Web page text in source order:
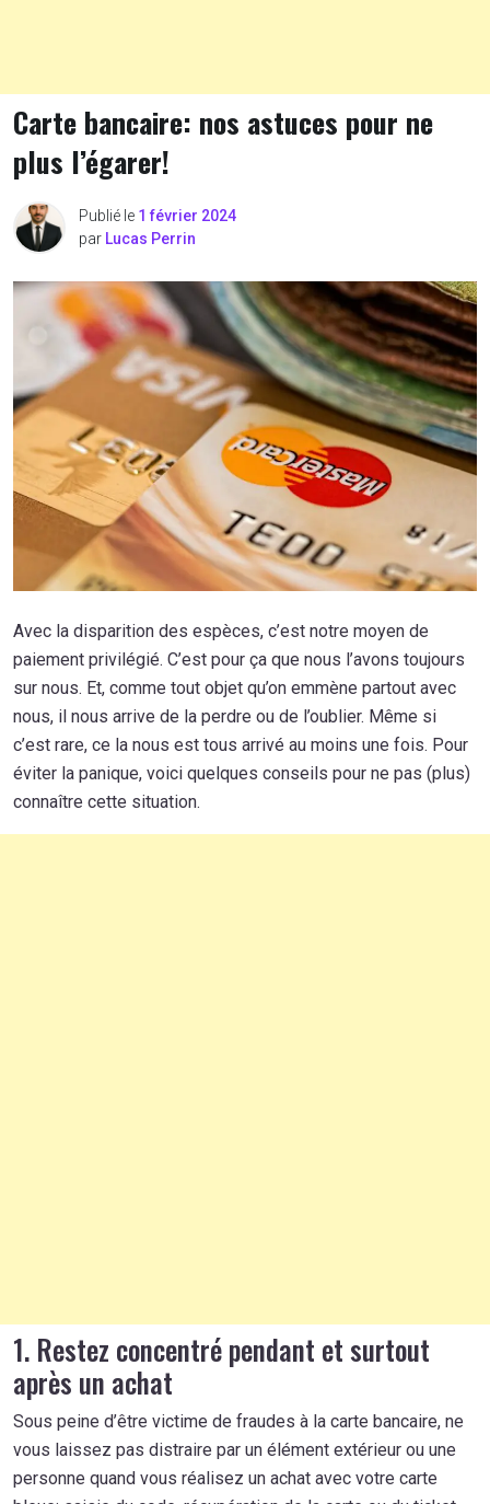
Carte bancaire: nos astuces pour ne
plus l’égarer!
Publié le 1 février 2024
par Lucas Perrin
Avec la disparition des espèces, c’est notre moyen de
paiement privilégié. C’est pour ça que nous l’avons toujours
sur nous. Et, comme tout objet qu’on emmène partout avec
nous, il nous arrive de la perdre ou de l’oublier. Même si
c’est rare, ce la nous est tous arrivé au moins une fois. Pour
éviter la panique, voici quelques conseils pour ne pas (plus)
connaître cette situation.
1. Restez concentré pendant et surtout
après un achat
Sous peine d’être victime de fraudes à la carte bancaire, ne
vous laissez pas distraire par un élément extérieur ou une
personne quand vous réalisez un achat avec votre carte